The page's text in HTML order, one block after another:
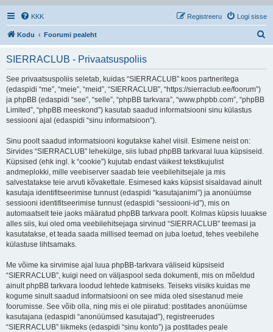
KKK Logi sisse
Registreeru
Kodu Foorumi pealeht
SIERRACLUB - Privaatsuspoliis
See privaatsuspoliis seletab, kuidas “SIERRACLUB” koos partneritega
(edaspidi “me”, “meie”, “meid”, “SIERRACLUB”, “https://sierraclub.ee/foorum”)
ja phpBB (edaspidi “see”, “selle”, “phpBB tarkvara”, “www.phpbb.com”, “phpBB
Limited”, “phpBB meeskond”) kasutab saadud informatsiooni sinu külastus
sessiooni ajal (edaspidi “sinu informatsioon”).
Sinu poolt saadud informatsiooni kogutakse kahel viisil. Esimene neist on:
Sirvides “SIERRACLUB” lehekülge, siis lubad phpBB tarkvaral luua küpsiseid.
Küpsised (ehk ingl. k “cookie”) kujutab endast väikest tekstikujulist
andmeplokki, mille veebiserver saadab teie veebilehitsejale ja mis
salvestatakse teie arvuti kõvakettale. Esimesed kaks küpsist sisaldavad ainult
kasutaja identifitseerimise tunnust (edaspidi “kasutajanimi”) ja anonüümse
sessiooni identifitseerimise tunnust (edaspidi “sessiooni-id”), mis on
automaatselt teie jaoks määratud phpBB tarkvara poolt. Kolmas küpsis luuakse
alles siis, kui oled oma veebilehitsejaga sirvinud “SIERRACLUB” teemasi ja
kasutatakse, et teada saada millised teemad on juba loetud, tehes veebilehe
külastuse lihtsamaks.
Me võime ka sirvimise ajal luua phpBB-tarkvara väliseid küpsiseid
“SIERRACLUB”, kuigi need on väljaspool seda dokumenti, mis on mõeldud
ainult phpBB tarkvara loodud lehtede katmiseks. Teiseks viisiks kuidas me
kogume sinult saadud informatsiooni on see mida oled sisestanud meie
foorumisse. See võib olla, ning mis ei ole piiratud: postitades anonüümse
kasutajana (edaspidi “anonüümsed kasutajad”), registreerudes
“SIERRACLUB” liikmeks (edaspidi “sinu konto”) ja postitades peale